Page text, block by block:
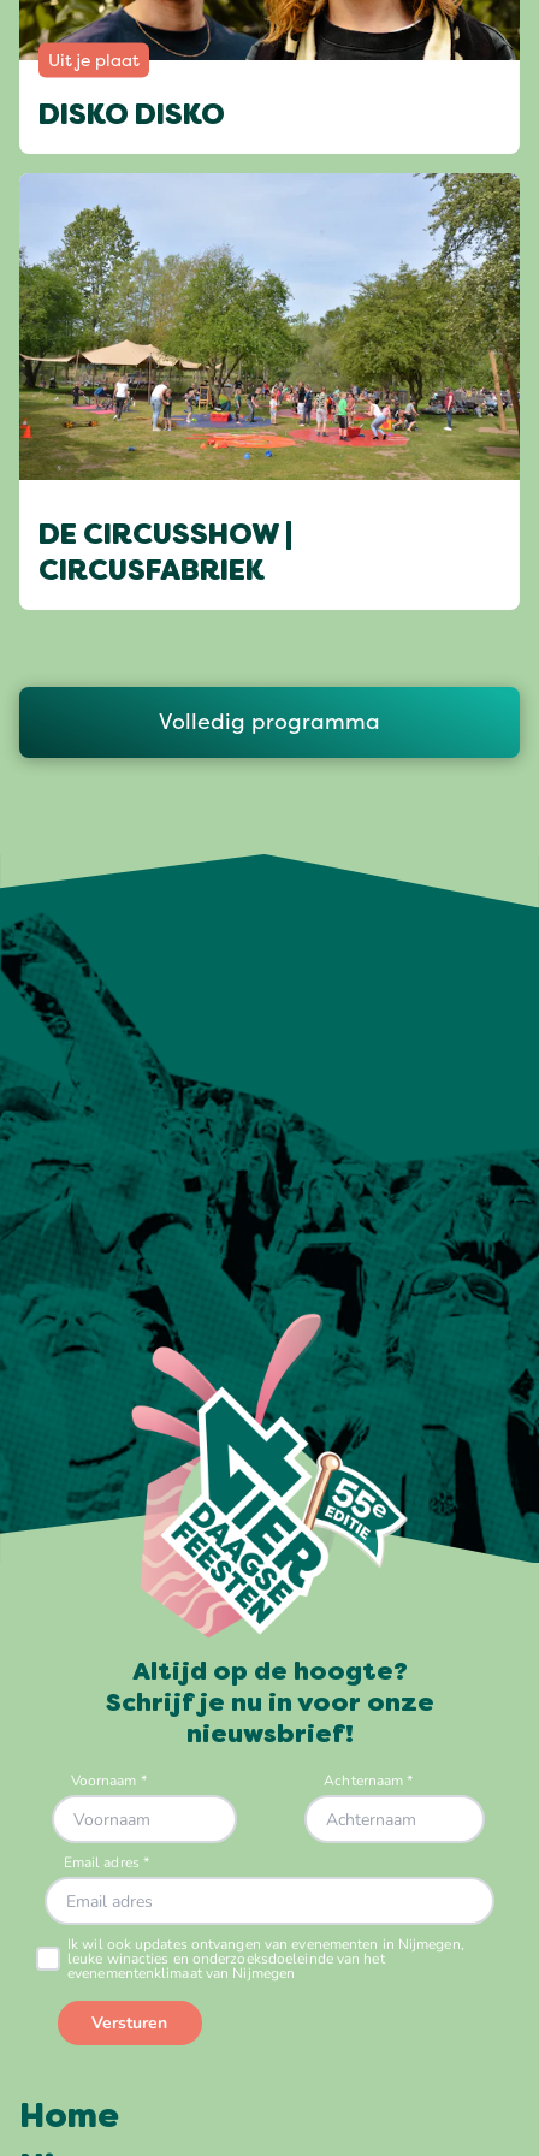
Uit je plaat
DISKO DISKO
DE CIRCUSSHOW |
CIRCUSFABRIEK
Volledig programma
Altijd op de hoogte?
Schrijf je nu in voor onze
nieuwsbrief!
Home